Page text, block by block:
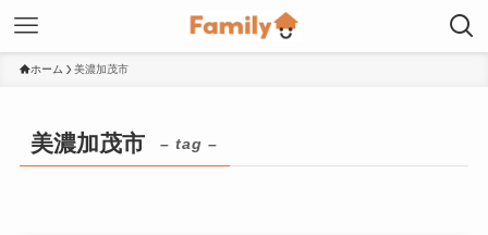
ホーム 美濃加茂市
美濃加茂市 – tag –